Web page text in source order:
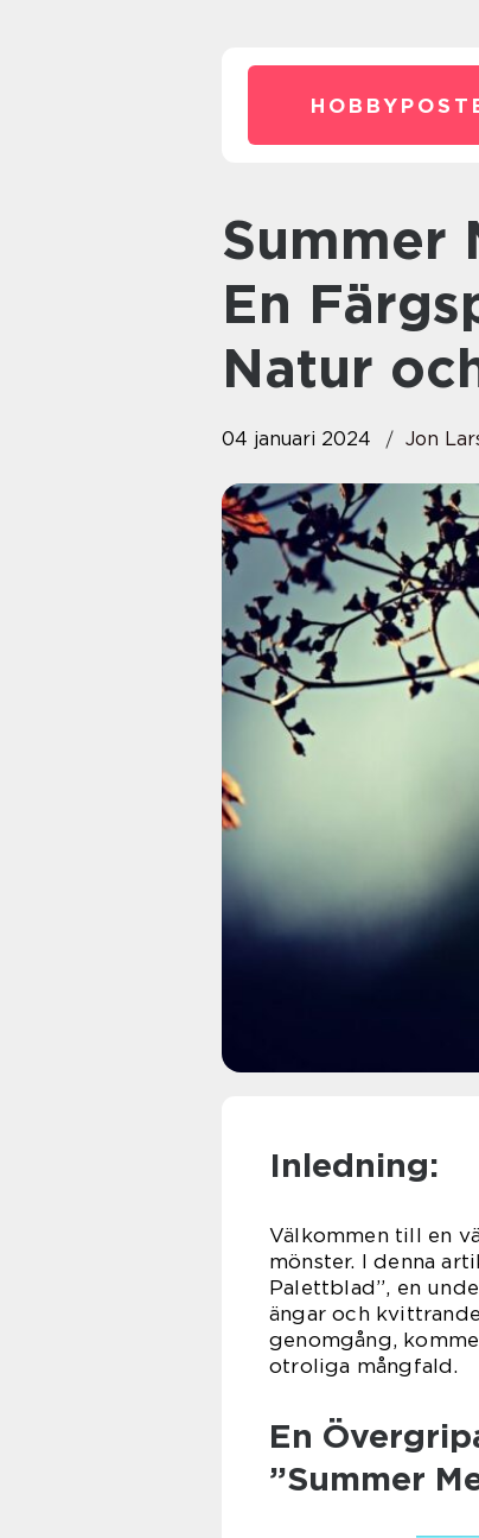
Summer Meadow Palettblad:
En
Natur
04 januari 2024 Jon
Inledning:
Välkommen till en
mönster. I denna
Palettblad”, en
ängar och
genomgång,
otroliga mångfald.
En
”Summer